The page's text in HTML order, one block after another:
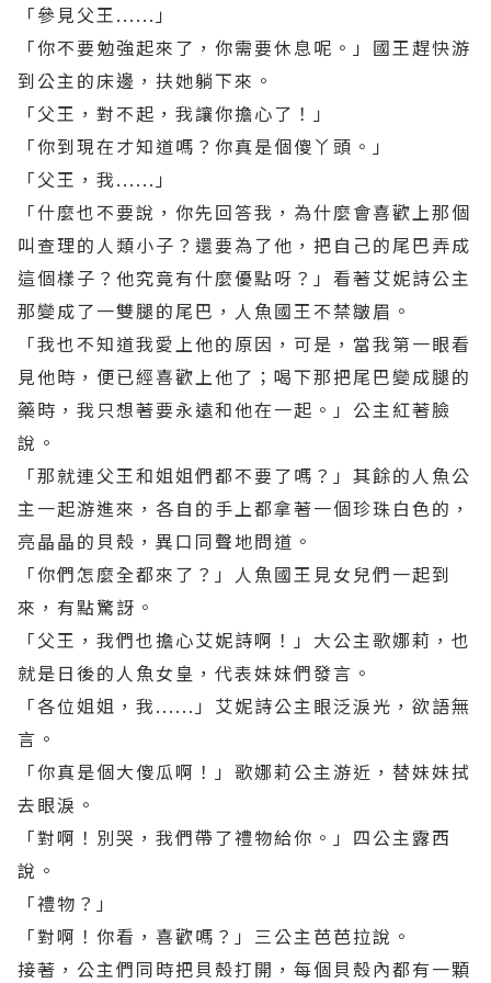
「參見父王......」
「你不要勉強起來了，你需要休息呢。」國王趕快游
到公主的床邊，扶她躺下來。
「父王，對不起，我讓你擔心了！」
「你到現在才知道嗎？你真是個傻丫頭。」
「父王，我......」
「什麼也不要說，你先回答我，為什麼會喜歡上那個
叫查理的人類小子？還要為了他，把自己的尾巴弄成
這個樣子？他究竟有什麼優點呀？」看著艾妮詩公主
那變成了一雙腿的尾巴，人魚國王不禁皺眉。
「我也不知道我愛上他的原因，可是，當我第一眼看
見他時，便已經喜歡上他了；喝下那把尾巴變成腿的
藥時，我只想著要永遠和他在一起。」公主紅著臉
說。
「那就連父王和姐姐們都不要了嗎？」其餘的人魚公
主一起游進來，各自的手上都拿著一個珍珠白色的，
亮晶晶的貝殼，異口同聲地問道。
「你們怎麼全都來了？」人魚國王見女兒們一起到
來，有點驚訝。
「父王，我們也擔心艾妮詩啊！」大公主歌娜莉，也
就是日後的人魚女皇，代表妹妹們發言。
「各位姐姐，我......」艾妮詩公主眼泛淚光，欲語無
言。
「你真是個大傻瓜啊！」歌娜莉公主游近，替妹妹拭
去眼淚。
「對啊！別哭，我們帶了禮物給你。」四公主露西
說。
「禮物？」
「對啊！你看，喜歡嗎？」三公主芭芭拉說。
接著，公主們同時把貝殼打開，每個貝殼內都有一顆